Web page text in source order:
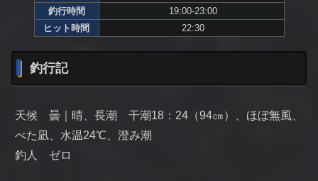
釣行時間
19:00-23:00
ヒット時間
22:30
釣行記
天候 曇｜晴、長潮 干潮18：24（94㎝）、ほぼ無風、
べた凪、水温24℃、澄み潮
釣人 ゼロ